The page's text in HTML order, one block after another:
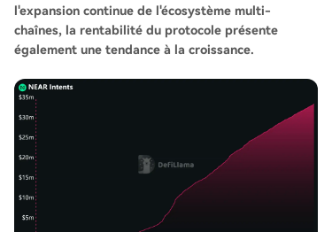
l'expansion continue de l'écosystème multi-
chaînes, la rentabilité du protocole présente
également une tendance à la croissance.